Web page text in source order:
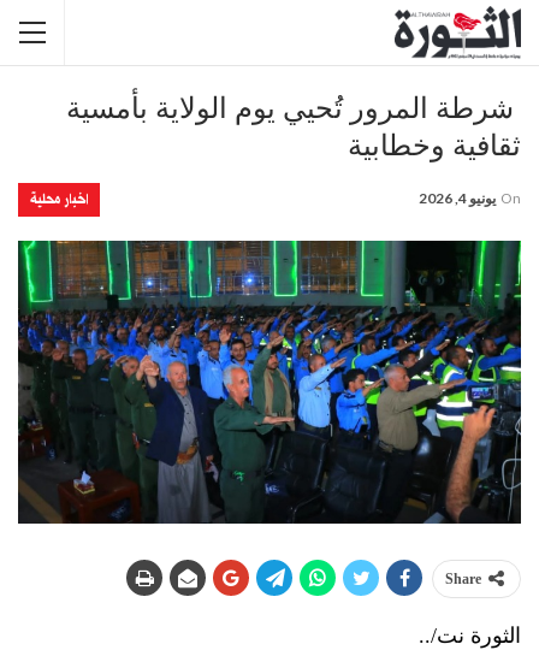
​ شرطة المرور تُحيي يوم الولاية بأمسية
ثقافية وخطابية
اخبار محلية On يونيو 4, 2026
Share
الثورة نت/..